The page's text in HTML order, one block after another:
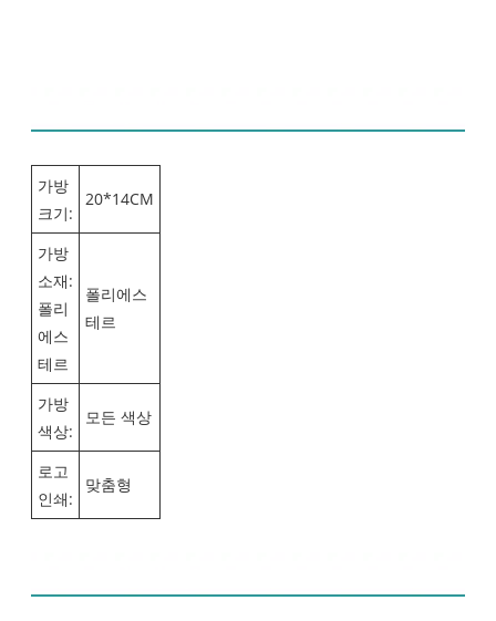
가방
크기:
20*14CM
가방
소재:
폴리
에스
테르
폴리에스
테르
가방
색상:
모든 색상
로고
인쇄:
맞춤형